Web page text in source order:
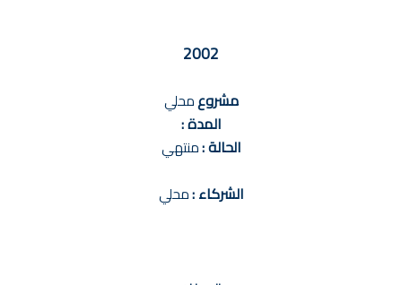
2002
مشروعمحلي
المدة :
الحالة :منتهي
الشركاء :محلي